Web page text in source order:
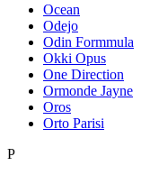
Ocean
Odejo
Odin Formmula
Okki Opus
One Direction
Ormonde Jayne
Oros
Orto Parisi
P